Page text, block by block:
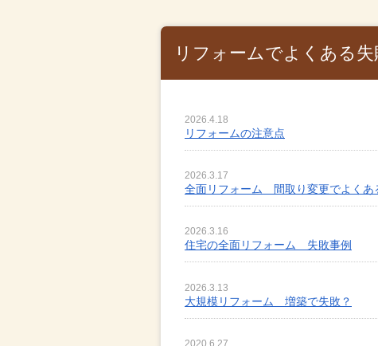
リフォームでよくある失
2026.4.18
リフォームの注意点
2026.3.17
全面リフォーム 間取り変更でよくあ
2026.3.16
住宅の全面リフォーム 失敗事例
2026.3.13
大規模リフォーム 増築で失敗？
2020.6.27